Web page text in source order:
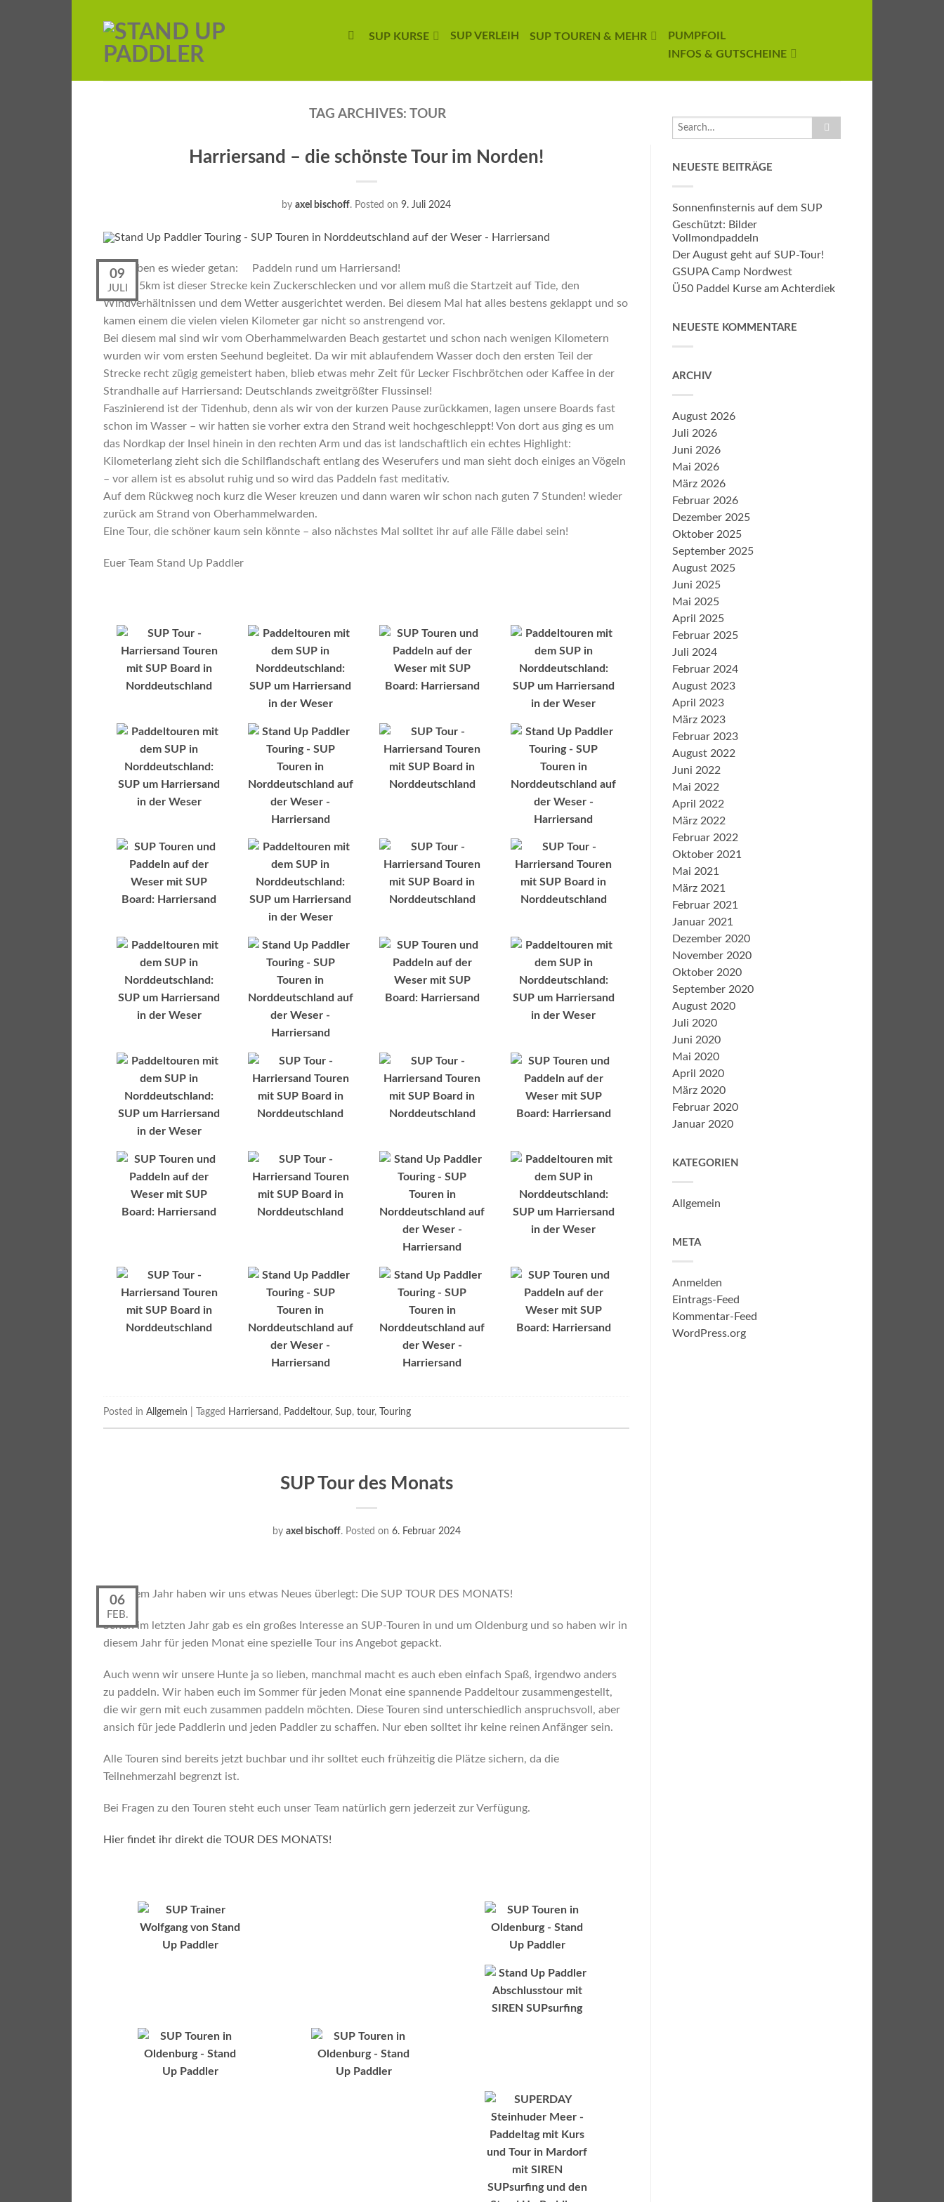
SUP KURSE SUP VERLEIH SUP TOUREN & MEHR
PUMPFOIL
INFOS & GUTSCHEINE
TAG ARCHIVES: TOUR
Harriersand – die schönste Tour im Norden!
by axel bischoff. Posted on 9. Juli 2024
09
JULI
Wir haben es wieder getan: Paddeln rund um Harriersand!
Mit 22,5km ist dieser Strecke kein Zuckerschlecken und vor allem muß die Startzeit auf Tide, den
Windverhältnissen und dem Wetter ausgerichtet werden. Bei diesem Mal hat alles bestens geklappt und so
kamen einem die vielen vielen Kilometer gar nicht so anstrengend vor.
Bei diesem mal sind wir vom Oberhammelwarden Beach gestartet und schon nach wenigen Kilometern
wurden wir vom ersten Seehund begleitet. Da wir mit ablaufendem Wasser doch den ersten Teil der
Strecke recht zügig gemeistert haben, blieb etwas mehr Zeit für Lecker Fischbrötchen oder Kaffee in der
Strandhalle auf Harriersand: Deutschlands zweitgrößter Flussinsel!
Faszinierend ist der Tidenhub, denn als wir von der kurzen Pause zurückkamen, lagen unsere Boards fast
schon im Wasser – wir hatten sie vorher extra den Strand weit hochgeschleppt! Von dort aus ging es um
das Nordkap der Insel hinein in den rechten Arm und das ist landschaftlich ein echtes Highlight:
Kilometerlang zieht sich die Schilflandschaft entlang des Weserufers und man sieht doch einiges an Vögeln
– vor allem ist es absolut ruhig und so wird das Paddeln fast meditativ.
Auf dem Rückweg noch kurz die Weser kreuzen und dann waren wir schon nach guten 7 Stunden! wieder
zurück am Strand von Oberhammelwarden.
Eine Tour, die schöner kaum sein könnte – also nächstes Mal solltet ihr auf alle Fälle dabei sein!
Euer Team Stand Up Paddler
Posted in Allgemein Tagged Harriersand , Paddeltour, Sup, tour, Touring
SUP Tour des Monats
by axel bischoff.Posted on 6. Februar 2024
06
FEB.
In diesem Jahr haben wir uns etwas Neues überlegt: Die SUP TOUR DES MONATS!
Schon im letzten Jahr gab es ein großes Interesse an SUP-Touren in und um Oldenburg und so haben wir in
diesem Jahr für jeden Monat eine spezielle Tour ins Angebot gepackt.
Auch wenn wir unsere Hunte ja so lieben, manchmal macht es auch eben einfach Spaß, irgendwo anders
zu paddeln. Wir haben euch im Sommer für jeden Monat eine spannende Paddeltour zusammengestellt,
die wir gern mit euch zusammen paddeln möchten. Diese Touren sind unterschiedlich anspruchsvoll, aber
ansich für jede Paddlerin und jeden Paddler zu schaffen. Nur eben solltet ihr keine reinen Anfänger sein.
Alle Touren sind bereits jetzt buchbar und ihr solltet euch frühzeitig die Plätze sichern, da die
Teilnehmerzahl begrenzt ist.
Bei Fragen zu den Touren steht euch unser Team natürlich gern jederzeit zur Verfügung.
Hier findet ihr direkt die TOUR DES MONATS!
NEUESTE BEITRÄGE
Sonnenfinsternis auf dem SUP
Geschützt: Bilder
Vollmondpaddeln
Der August geht auf SUP-Tour!
GSUPA Camp Nordwest
Ü50 Paddel Kurse am Achterdiek
NEUESTE KOMMENTARE
ARCHIV
August 2026
Juli 2026
Juni 2026
Mai 2026
März 2026
Februar 2026
Dezember 2025
Oktober 2025
September 2025
August 2025
Juni 2025
Mai 2025
April 2025
Februar 2025
Juli 2024
Februar 2024
August 2023
April 2023
März 2023
Februar 2023
August 2022
Juni 2022
Mai 2022
April 2022
März 2022
Februar 2022
Oktober 2021
Mai 2021
März 2021
Februar 2021
Januar 2021
Dezember 2020
November 2020
Oktober 2020
September 2020
August 2020
Juli 2020
Juni 2020
Mai 2020
April 2020
März 2020
Februar 2020
Januar 2020
KATEGORIEN
Allgemein
META
Anmelden
Eintrags-Feed
Kommentar-Feed
WordPress.org